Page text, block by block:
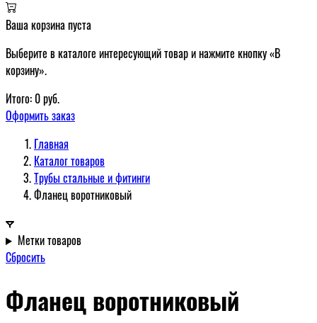
Ваша корзина пуста
Выберите в каталоге интересующий товар и нажмите кнопку «В
корзину».
Итого: 0руб.
Оформить заказ
Главная
Каталог товаров
Трубы стальные и фитинги
Фланец воротниковый
Метки товаров
Сбросить
Фланец воротниковый